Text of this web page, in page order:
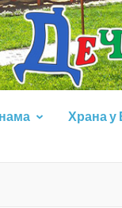
Храна у